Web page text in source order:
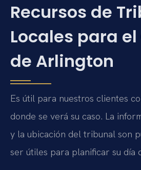
Recursos de
Locales para
de Arlington
Es útil para nuestros clientes
donde se verá su caso. La
y la ubicación del tribunal son
ser útiles para planificar su día